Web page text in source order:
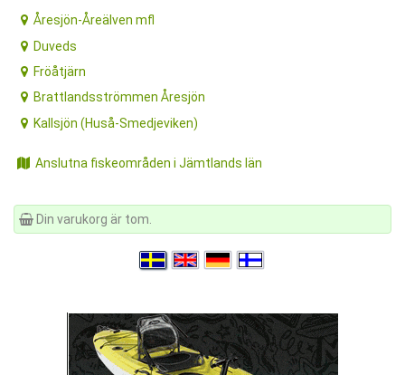
Åresjön-Åreälven mfl
Duveds
Fröåtjärn
Brattlandsströmmen Åresjön
Kallsjön (Huså-Smedjeviken)
Anslutna fiskeområden i Jämtlands län
Din varukorg är tom.